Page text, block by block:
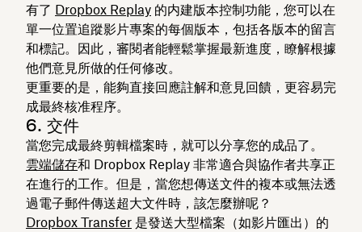
有了 Dropbox Replay 的内建版本控制功能，您可以在
單一位置追蹤影片專案的每個版本，包括各版本的留言
和標記。因此，審閱者能輕鬆掌握最新進度，瞭解根據
他們意見所做的任何修改。
更重要的是，能夠直接回應註解和意見回饋，更容易完
成最終核准程序。
6. 交件
當您完成最終剪輯檔案時，就可以分享您的成品了。
雲端儲存和 Dropbox Replay 非常適合與協作者共享正
在進行的工作。但是，當您想傳送文件的複本或無法透
過電子郵件傳送超大文件時，該怎麼辦呢？
Dropbox Transfer 是發送大型檔案（如影片匯出）的